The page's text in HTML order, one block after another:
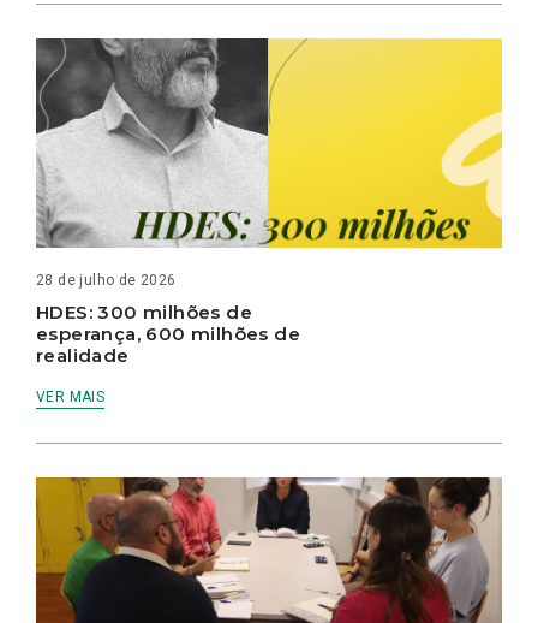
28 de julho de 2026
HDES: 300 milhões de
esperança, 600 milhões de
realidade
VER MAIS